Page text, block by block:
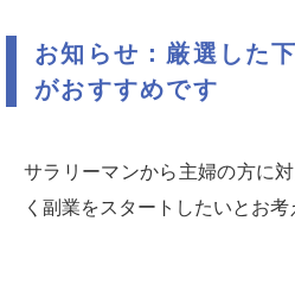
お知らせ：厳選した
がおすすめです
サラリーマンから主婦の方に
く副業をスタートしたいとお